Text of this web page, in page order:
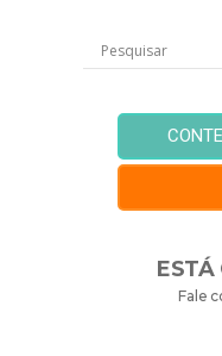
ESTÁ
Fale